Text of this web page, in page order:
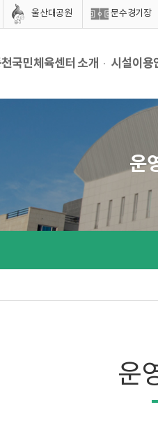
울산대공원 문수경기장
국민체육센터 소개 시설이용
운
운